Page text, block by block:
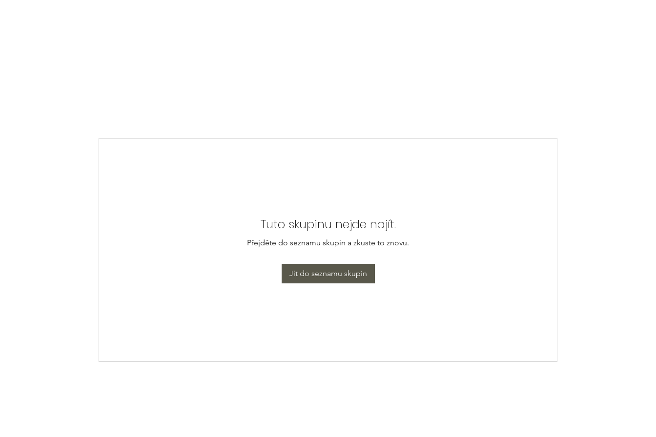
Tuto skupinu nejde najít.
Přejděte do seznamu skupin a zkuste to znovu.
Jít do seznamu skupin